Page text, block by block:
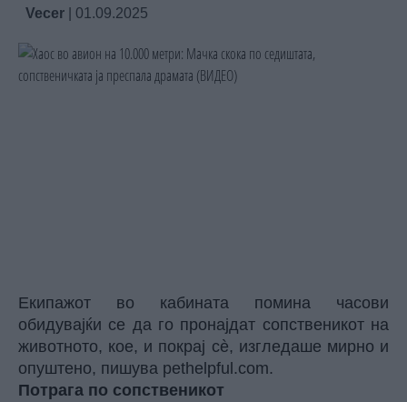
Vecer 01.09.2025
Екипажот во кабината помина часови
обидувајќи се да го пронајдат сопственикот на
животното, кое, и покрај сè, изгледаше мирно и
опуштено, пишува pethelpful.com.
Потрага по сопственикот